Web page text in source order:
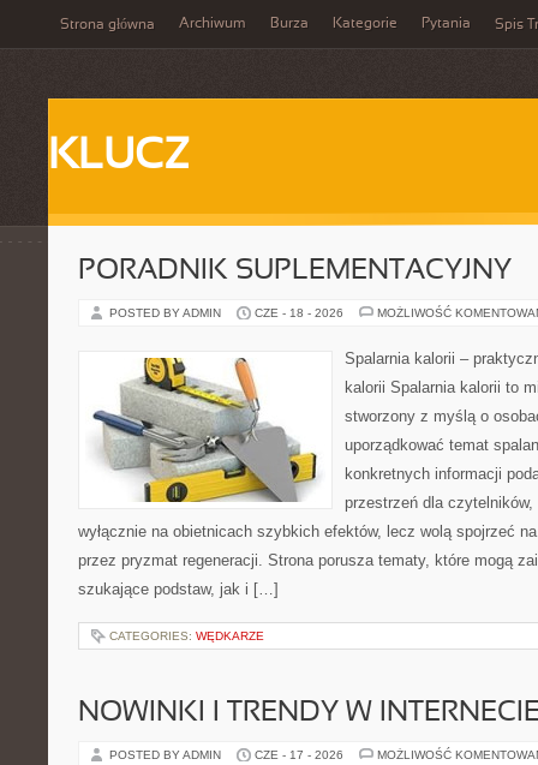
Strona główna Archiwum Burza Kategorie Pytania Spis
KLUCZ
PORADNIK SUPLEMENTACYJNY
POSTED BY ADMIN CZE - 18 - 2026 MOŻLIWOŚĆ
Spalarnia kalorii –
kalorii Spalarnia kalorii to
stworzony z myślą o
uporządkować temat
konkretnych informacji
przestrzeń dla
wyłącznie na obietnicach szybkich efektów, lecz wolą spojrzeć
przez pryzmat regeneracji. Strona porusza tematy, które mogą
szukające podstaw, jak i […]
CATEGORIES: WĘDKARZE
NOWINKI I TRENDY W
POSTED BY ADMIN CZE - 17 - 2026 MOŻLIWOŚĆ